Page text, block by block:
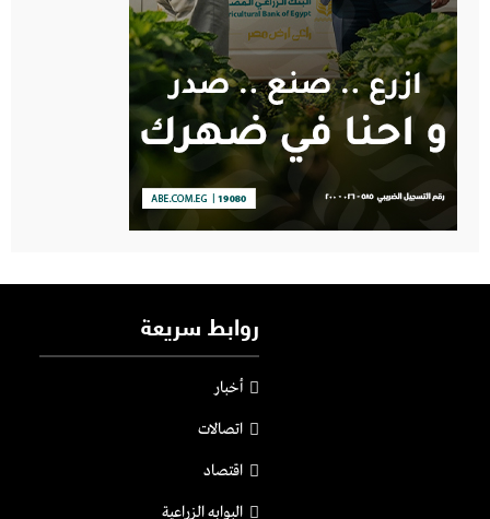
روابط سريعة
أخبار
اتصالات
اقتصاد
البوابه الزراعية